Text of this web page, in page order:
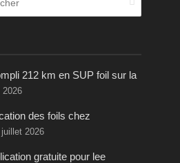
212 km en SUP foil sur la
2026
des foils chez
juillet 2026
gratuite pour lee